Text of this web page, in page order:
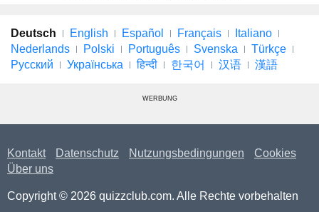
Deutsch English Español Français
Italiano
Nederlands
Polski Português Svenska
Türkçe
Русский
Українська हिन्दी 한국어 汉语 漢語
WERBUNG
Kontakt Datenschutz Nutzungsbedingungen
Cookies
Über uns
Copyright © 2026 quizzclub.com. Alle Rechte vorbehalten